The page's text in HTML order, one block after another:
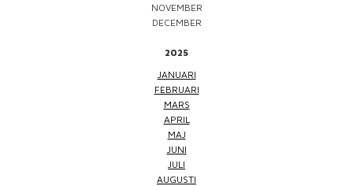
NOVEMBER
DECEMBER
2025
JANUARI
FEBRUARI
MARS
APRIL
MAJ
JUNI
JULI
AUGUSTI